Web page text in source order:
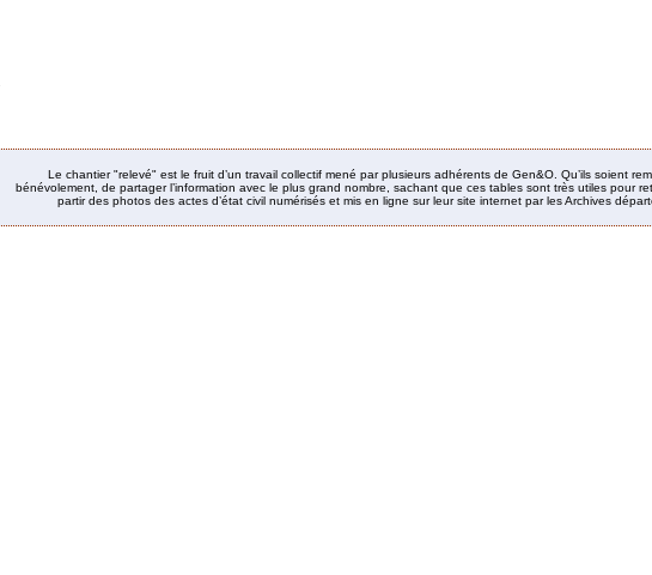
Le chantier "relevé" est le fruit d’un travail collectif mené par plusieurs adhérents de Gen&O. Qu’ils soient
bénévolement, de partager l’information avec le plus grand nombre, sachant que ces tables sont très utiles pour
partir des photos des actes d’état civil numérisés et mis en ligne sur leur site internet par les Archives